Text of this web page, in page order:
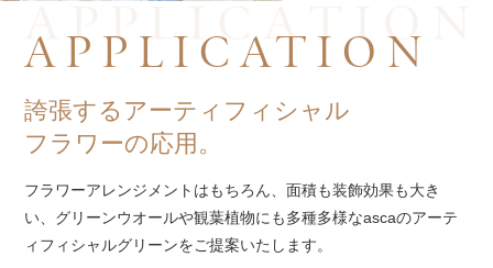
APPLICATION
誇張するアーティフィシャル
フラワーの応用。
フラワーアレンジメントはもちろん、面積も装飾効果も大き
い、グリーンウオールや観葉植物にも多種多様なascaのアーテ
ィフィシャルグリーンをご提案いたします。